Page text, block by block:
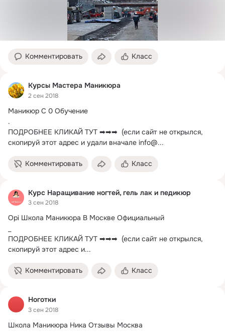
Комментировать Класс
Курсы Мастера Маникюра
2 сен 2018
Маникюр С 0 Обучение
.
ПОДРОБНЕЕ КЛИКАЙ ТУТ ➡➡➡  (если сайт не открылся,
скопируй этот адрес и удали вначале info@...
Комментировать Класс
Курс Наращивание ногтей, гель лак и педикюр
3 сен 2018
Opi Школа Маникюра В Москве Официальный
ПОДРОБНЕЕ КЛИКАЙ ТУТ ➡➡➡  (если сайт не открылся,
скопируй этот адрес и...
Комментировать Класс
Ноготки
3 сен 2018
Школа Маникюра Ника Отзывы Москва